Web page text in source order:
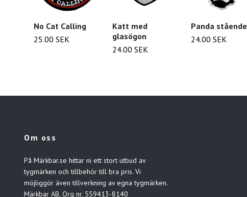
No Cat Calling
25.00 SEK
Katt med
glasögon
24.00 SEK
Panda stående
24.00 SEK
Om oss
På Märkbar.se hittar ni ett stort utbud av
tygmärken och tillbehör till bra pris. Vi
möjliggör även tillverkning av egna tygmärken.
Märkbar AB, Org nr. 559413-8140